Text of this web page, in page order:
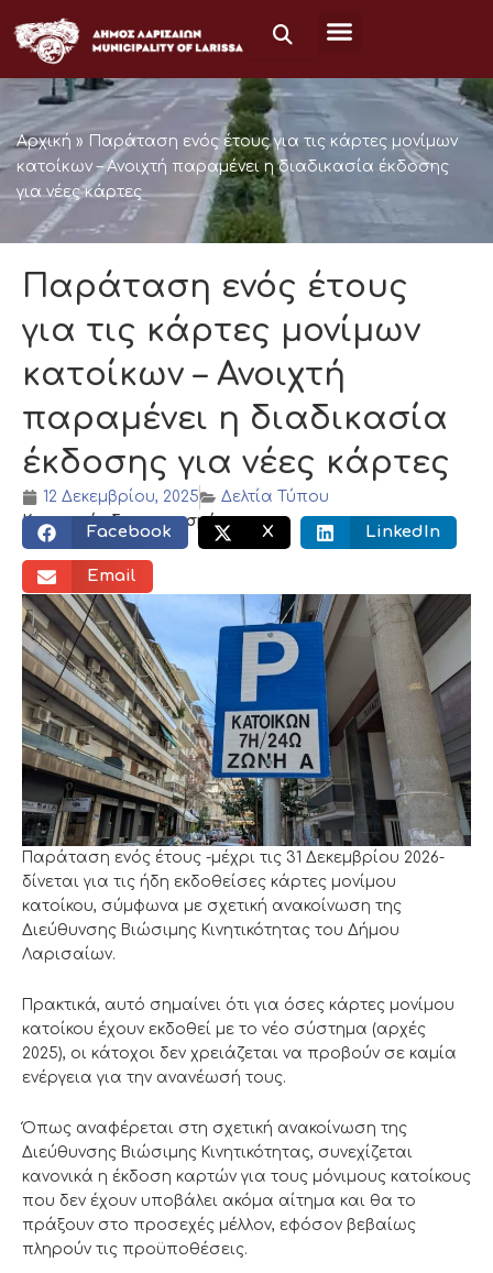
στο
περιεχόμενο
Αρχική »
Παράταση ενός έτους για τις κάρτες μονίμων
κατοίκων – Ανοιχτή παραμένει η διαδικασία έκδοσης
για νέες κάρτες
Παράταση ενός έτους
για τις κάρτες μονίμων
κατοίκων – Ανοιχτή
παραμένει η διαδικασία
έκδοσης για νέες κάρτες
12 Δεκεμβρίου, 2025
Δελτία Τύπου
Κοινωνικός διαμοιρασμός:
Facebook X LinkedIn
Email
Παράταση ενός έτους -μέχρι τις 31 Δεκεμβρίου 2026-
δίνεται για τις ήδη εκδοθείσες κάρτες μονίμου
κατοίκου, σύμφωνα με σχετική ανακοίνωση της
Διεύθυνσης Βιώσιμης Κινητικότητας του Δήμου
Λαρισαίων.
Πρακτικά, αυτό σημαίνει ότι για όσες κάρτες μονίμου
κατοίκου έχουν εκδοθεί με το νέο σύστημα (αρχές
2025), οι κάτοχοι δεν χρειάζεται να προβούν σε καμία
ενέργεια για την ανανέωσή τους.
Όπως αναφέρεται στη σχετική ανακοίνωση της
Διεύθυνσης Βιώσιμης Κινητικότητας, συνεχίζεται
κανονικά η έκδοση καρτών για τους μόνιμους κατοίκους
που δεν έχουν υποβάλει ακόμα αίτημα και θα το
πράξουν στο προσεχές μέλλον, εφόσον βεβαίως
πληρούν τις προϋποθέσεις.